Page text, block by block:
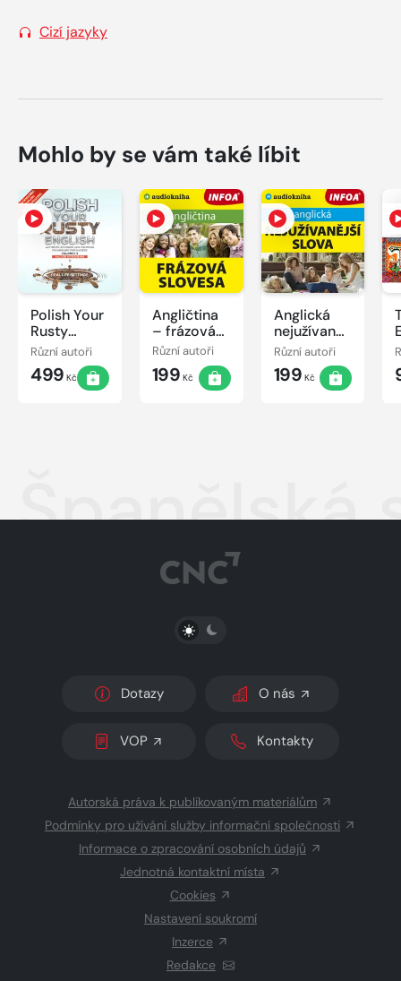
Cizí jazyky
Mohlo by se vám také líbit
Polish Your
Rusty
English
Různí autoři
499 Kč
Angličtina
– frázová
slovesa
Různí autoři
199 Kč
Anglická
nejužívanější
slova
Různí autoři
199 Kč
Španělská
PŘEPNOUT SVĚTLÝ/TMAVÝ REŽIM
Dotazy O nás
VOP Kontakty
Autorská práva k publikovaným materiálům
Podmínky pro užívání služby informační společnosti
Informace o zpracování osobních údajů
Jednotná kontaktní místa
Cookies
Nastavení soukromí
Inzerce
Redakce